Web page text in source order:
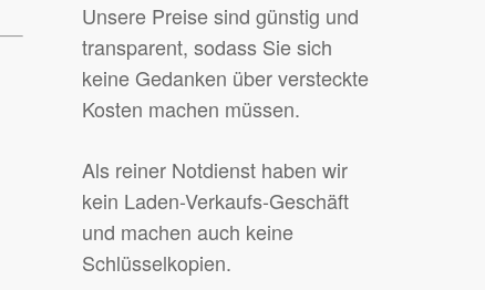
Unsere Preise sind günstig und
transparent, sodass Sie sich
keine Gedanken über versteckte
Kosten machen müssen.
Als reiner Notdienst haben wir
kein Laden-Verkaufs-Geschäft
und machen auch keine
Schlüsselkopien.